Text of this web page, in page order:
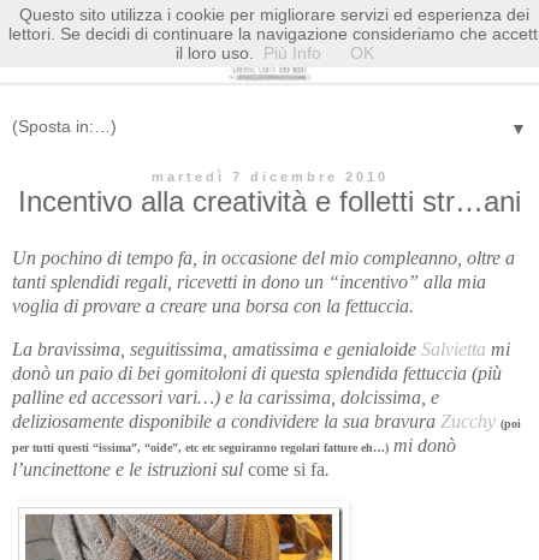
▼
martedì 7 dicembre 2010
Incentivo alla creatività e folletti str…ani
Un pochino di tempo fa, in occasione del mio compleanno, oltre a
tanti splendidi regali, ricevetti in dono un “incentivo” alla mia
voglia di provare a creare una borsa con la fettuccia.
La bravissima, seguitissima, amatissima e genialoide Salvietta mi
donò un paio di bei gomitoloni di questa splendida fettuccia (più
palline ed accessori vari…) e la carissima, dolcissima, e
deliziosamente disponibile a condividere la sua bravura Zucchy (poi
per tutti questi “issima”, “oide”, etc etc seguiranno regolari fatture eh…) mi donò
l’uncinettone e le istruzioni sul come si fa.
Questo sito utilizza i cookie per migliorare servizi ed esperienza dei
lettori. Se decidi di continuare la navigazione consideriamo che
il loro uso.
Più Info OK